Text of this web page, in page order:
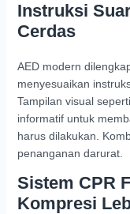
Instruksi
Cerdas
AED modern
menyesuaikan
Tampilan visual
informatif untuk
harus dilakukan.
penanganan darurat.
Sistem CPR
Kompresi